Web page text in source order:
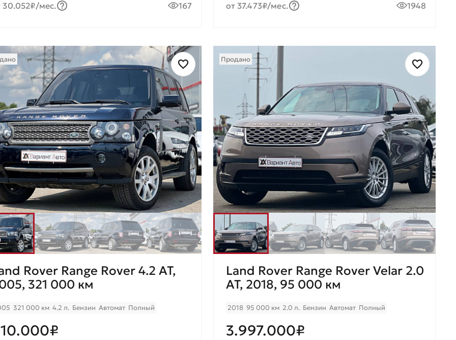
30.052₽/мес. 167 от 37.473₽/мес. 1948
Rover Range Rover 4.2 AT,
321 000 км
321 000 км 4.2 л. Бензин Автомат Полный
Продано
Land Rover Range Rover Velar 2.0
AT, 2018, 95 000 км
2018 95 000 км 2.0 л. Бензин Автомат Полный
3.997.000₽